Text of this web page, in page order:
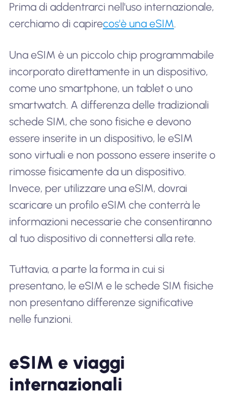
Prima di addentrarci nell'uso internazionale,
cerchiamo di capirecos'è una eSIM.
Una eSIM è un piccolo chip programmabile
incorporato direttamente in un dispositivo,
come uno smartphone, un tablet o uno
smartwatch. A differenza delle tradizionali
schede SIM, che sono fisiche e devono
essere inserite in un dispositivo, le eSIM
sono virtuali e non possono essere inserite o
rimosse fisicamente da un dispositivo.
Invece, per utilizzare una eSIM, dovrai
scaricare un profilo eSIM che conterrà le
informazioni necessarie che consentiranno
al tuo dispositivo di connettersi alla rete.
Tuttavia, a parte la forma in cui si
presentano, le eSIM e le schede SIM fisiche
non presentano differenze significative
nelle funzioni.
eSIM e viaggi
internazionali